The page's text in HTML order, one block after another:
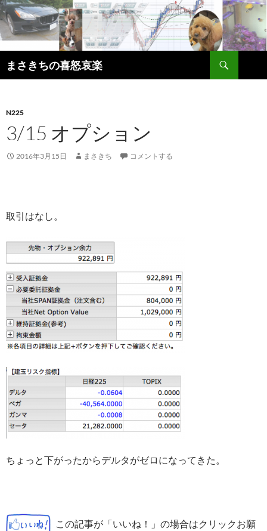
コ
ン
テ
ン
ツ
へ
プ
まさきちの喜怒哀楽
索
N225
3/15 オプション
2016年3月15日 まさきち コメントする
取引はなし。
ちょっと下がったからデルタがゼロになってきた。
この記事が「いいね！」の場合はクリックお願